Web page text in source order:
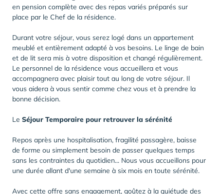
en pension complète avec des repas variés préparés sur
place par le Chef de la résidence.
Durant votre séjour, vous serez logé dans un appartement
meublé et entièrement adapté à vos besoins. Le linge de bain
et de lit sera mis à votre disposition et changé régulièrement.
Le personnel de la résidence vous accueillera et vous
accompagnera avec plaisir tout au long de votre séjour. Il
vous aidera à vous sentir comme chez vous et à prendre la
bonne décision.
Le Séjour Temporaire pour retrouver la sérénité
Repos après une hospitalisation, fragilité passagère, baisse
de forme ou simplement besoin de passer quelques temps
sans les contraintes du quotidien... Nous vous accueillons pour
une durée allant d'une semaine à six mois en toute sérénité.
Avec cette offre sans engagement, goûtez à la quiétude des